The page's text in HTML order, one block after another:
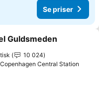
Se priser
til i favoritter
Guldsmeden
10 024
Central Station